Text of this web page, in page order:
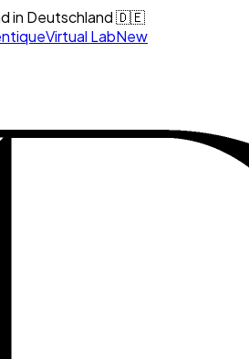
in Deutschland 🇩🇪
Virtual LabNew